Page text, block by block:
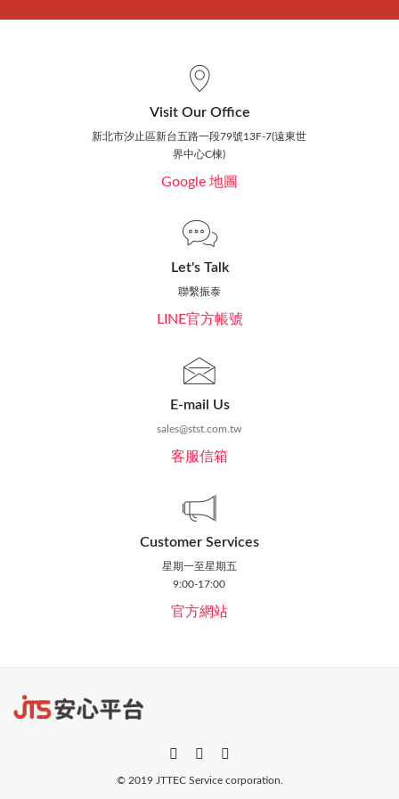
Visit Our Office
新北市汐止區新台五路一段79號13F-7(遠東世
界中心C棟)
Google 地圖
Let's Talk
聯繫振泰
LINE官方帳號
E-mail Us
sales@stst.com.tw
客服信箱
Customer Services
星期一至星期五
9:00-17:00
官方網站
© 2019 JTTEC Service corporation.